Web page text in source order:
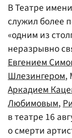
В Театре
служил более
«одним из
неразрывно
Евгением
Шлезингером,
Аркадием
Любимовым,
в театре 16
о смерти